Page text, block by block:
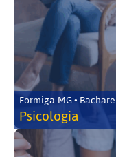
Formiga-MG •
Psicologia